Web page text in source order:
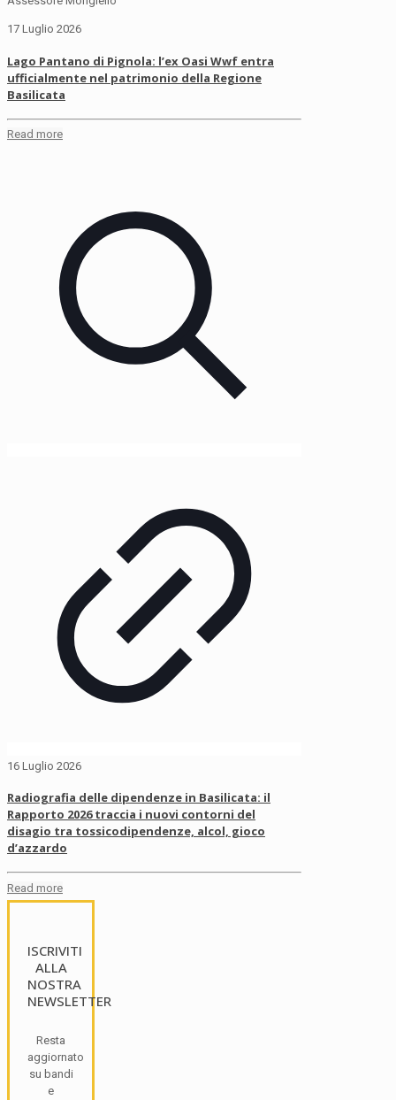
17 Luglio 2026
Lago Pantano di Pignola: l’ex Oasi Wwf entra
ufficialmente nel patrimonio della Regione
Basilicata
Read more
16 Luglio 2026
Radiografia delle dipendenze in Basilicata: il
Rapporto 2026 traccia i nuovi contorni del
disagio tra tossicodipendenze, alcol, gioco
d’azzardo
Read more
ISCRIVITI
ALLA
NOSTRA
NEWSLETTER
Resta
aggiornato
su bandi
e